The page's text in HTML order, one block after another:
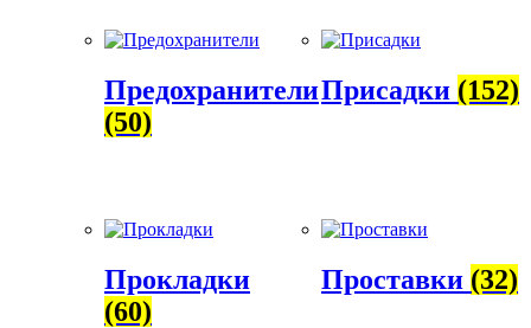
Предохранители
(50)
Присадки (152)
Прокладки
(60)
Проставки (32)